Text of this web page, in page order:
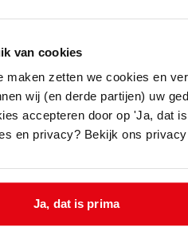
van cookies
maken zetten we cookies en
wij (en derde partijen) uw
accepteren door op 'Ja, dat
en privacy? Bekijk ons
Ja, dat is prima